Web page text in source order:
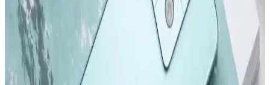
2022 ve sonrası iPhone modelleri, tasarım ve performans alanında
önemli adımlar atıyor. Yeni modeller ve teknolojik gelişmelerle ilgili
detaylar, kullanıcıların bilinçli tercihler yapmasını sağlıyor.
Samsung Galaxy S24 ve S24 Ultra Karşılaştırması:
Özellikler ve Kullanıcı Deneyimleri